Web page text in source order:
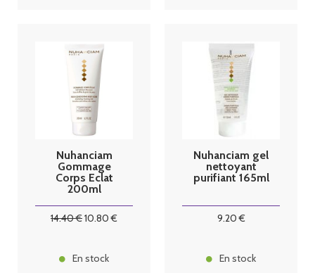
Nuhanciam
Gommage
Corps Eclat
200ml
14.40€10.80 €
En stock
Nuhanciam gel
nettoyant
purifiant 165ml
9.20€
En stock